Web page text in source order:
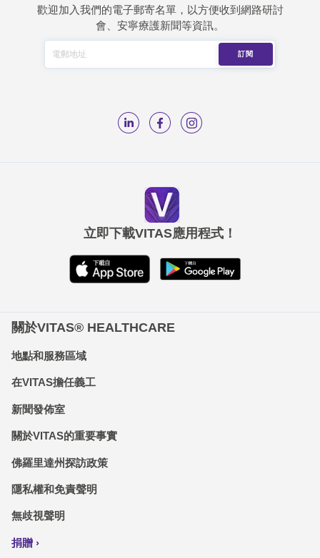
歡迎加入我們的電子郵寄名單，以方便收到網路研討
會、安寧療護新聞等資訊。
立即下載VITAS應用程式！
關於VITAS® HEALTHCARE
地點和服務區域
在VITAS擔任義工
新聞發佈室
關於VITAS的重要事實
佛羅里達州探訪政策
隱私權和免責聲明
無歧視聲明
捐贈